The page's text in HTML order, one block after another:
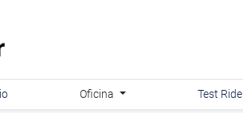
Oficina Test Ride